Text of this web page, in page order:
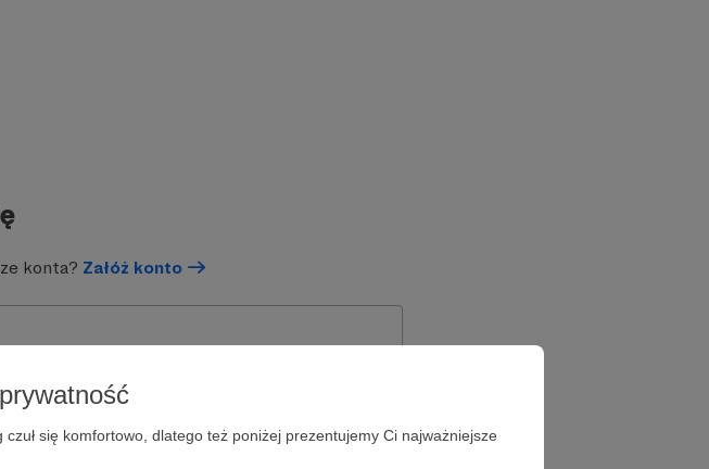
się komfortowo, dlatego też poniżej prezentujemy Ci najważniejsze
konta? Załóż konto